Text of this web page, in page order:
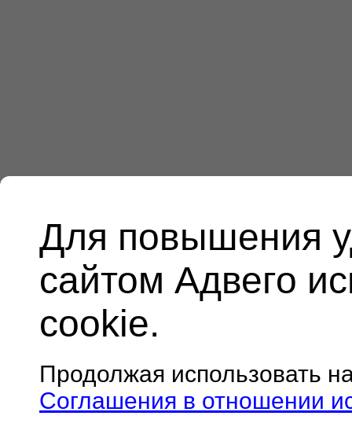
Для повышения
сайтом Адвего
cookie.
Продолжая использовать
Соглашения в отношении